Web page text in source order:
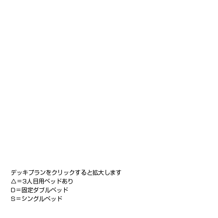
デッキプランをクリックすると拡大します
△＝3人目用ベッドあり
D＝固定ダブルベッド
S＝シングルベッド